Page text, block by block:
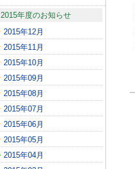
2015年度のお知らせ
2015年12月
2015年11月
2015年10月
2015年09月
2015年08月
2015年07月
2015年06月
2015年05月
2015年04月